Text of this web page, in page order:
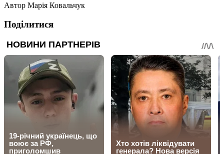
Автор Марія Ковальчук
Поділитися